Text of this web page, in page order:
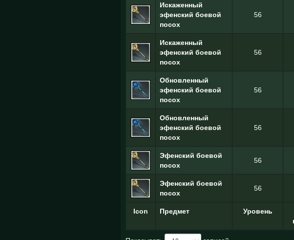
Icon Предмет Уровень
Искаженный
эфенский боевой
посох
56
Искаженный
эфенский боевой
посох
56
Обновленный
эфенский боевой
посох
56
Обновленный
эфенский боевой
посох
56
Эфенский боевой
посох
56
Эфенский боевой
посох
56